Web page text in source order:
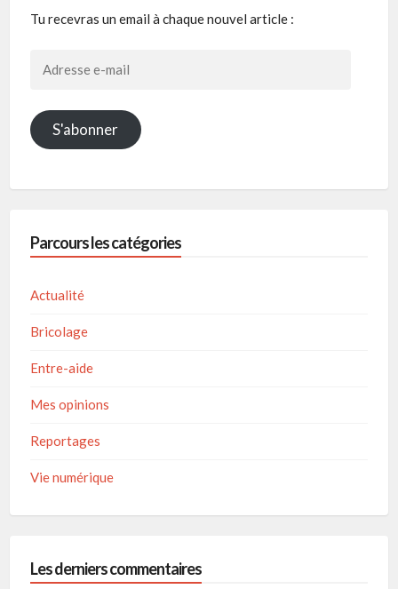
Tu recevras un email à chaque nouvel article :
S'abonner
Parcours les catégories
Actualité
Bricolage
Entre-aide
Mes opinions
Reportages
Vie numérique
Les derniers commentaires